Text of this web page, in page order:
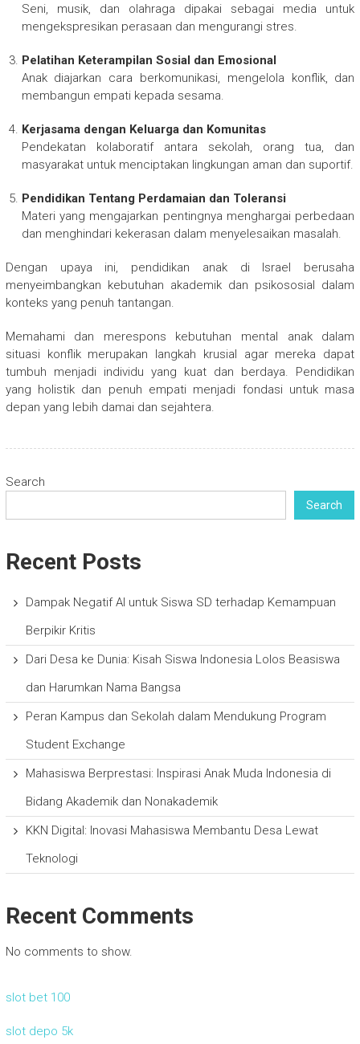
Seni, musik, dan olahraga dipakai sebagai media untuk
mengekspresikan perasaan dan mengurangi stres.
Pelatihan Keterampilan Sosial dan Emosional
Anak diajarkan cara berkomunikasi, mengelola konflik, dan
membangun empati kepada sesama.
Kerjasama dengan Keluarga dan Komunitas
Pendekatan kolaboratif antara sekolah, orang tua, dan
masyarakat untuk menciptakan lingkungan aman dan suportif.
Pendidikan Tentang Perdamaian dan Toleransi
Materi yang mengajarkan pentingnya menghargai perbedaan
dan menghindari kekerasan dalam menyelesaikan masalah.
Dengan upaya ini, pendidikan anak di Israel berusaha
menyeimbangkan kebutuhan akademik dan psikososial dalam
konteks yang penuh tantangan.
Memahami dan merespons kebutuhan mental anak dalam
situasi konflik merupakan langkah krusial agar mereka dapat
tumbuh menjadi individu yang kuat dan berdaya. Pendidikan
yang holistik dan penuh empati menjadi fondasi untuk masa
depan yang lebih damai dan sejahtera.
Search
Search
Recent Posts
Dampak Negatif AI untuk Siswa SD terhadap Kemampuan
Berpikir Kritis
Dari Desa ke Dunia: Kisah Siswa Indonesia Lolos Beasiswa
dan Harumkan Nama Bangsa
Peran Kampus dan Sekolah dalam Mendukung Program
Student Exchange
Mahasiswa Berprestasi: Inspirasi Anak Muda Indonesia di
Bidang Akademik dan Nonakademik
KKN Digital: Inovasi Mahasiswa Membantu Desa Lewat
Teknologi
Recent Comments
No comments to show.
slot bet 100
slot depo 5k